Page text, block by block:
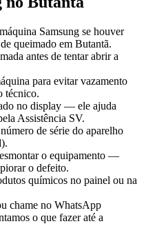
Samsung se houver
queimado em Butantã.
antes de tentar abrir a
para evitar vazamento
técnico.
no display — ele ajuda
Assistência SV.
de série do aparelho
o equipamento —
o defeito.
químicos no painel ou na
chame no WhatsApp
o que fazer até a